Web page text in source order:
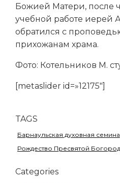
Божией Матери, после
учебной работе иерей
обратился с
прихожанам храма.
Фото: Котельников М.
[metaslider id=»12175″]
TAGS
Барнаульская духовная
Рождество Пресвятой
Categories